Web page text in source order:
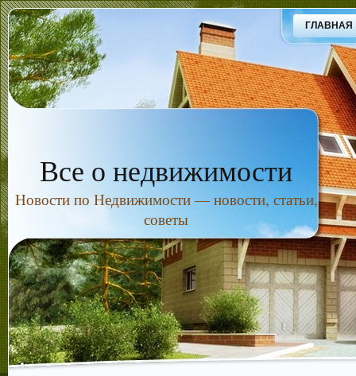
Все о недвижимости
Новости по Недвижимости — новости, статьи,
советы
ГЛАВНАЯ